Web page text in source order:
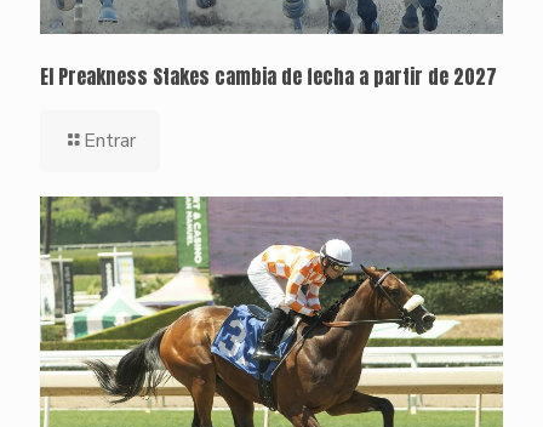
El Preakness Stakes cambia de fecha a partir de 2027
Entrar